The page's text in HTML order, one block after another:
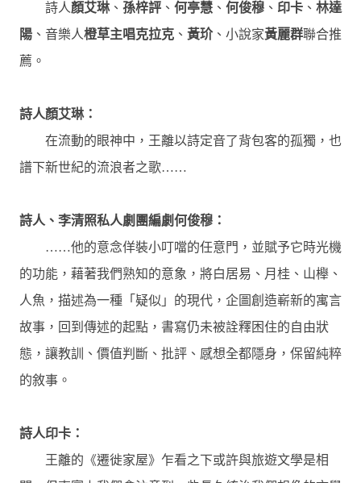
詩人顏艾琳、 孫梓評 、 何亭慧 、 何俊穆 、 印卡 、 林達
陽 、音樂人橙草主唱克拉克 、 黃玠、小說家黃麗群聯合推
薦。
詩人顏艾琳：
在流動的眼神中，王離以詩定音了背包客的孤獨，也
譜下新世紀的流浪者之歌……
詩人、李清照私人劇團編劇何俊穆：
……他的意念佯裝小叮噹的任意門，並賦予它時光機
的功能，藉著我們熟知的意象，將白居易、月桂、山櫸、
人魚，描述為一種「疑似」的現代，企圖創造嶄新的寓言
故事，回到傳述的起點，書寫仍未被詮釋困住的自由狀
態，讓教訓、價值判斷、批評、感想全都隱身，保留純粹
的敘事。
詩人印卡：
王離的《遷徙家屋》乍看之下或許與旅遊文學是相